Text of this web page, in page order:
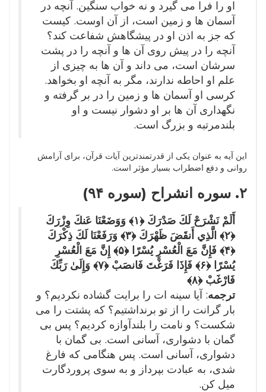
او را فرا می گیرد و نه خواب سنگین. آنچه در
آسمان ها و زمین است، از آن اوست. کیست
که جز به اذن او در پیشگاهش شفاعت کند؟
آنچه را در پیش روی آن ها و آنچه را در پشت
سرشان است، می داند و آن ها به چیزی از
علم او احاطه ندارند، مگر به آنچه او بخواهد.
کرسی او آسمان ها و زمین را در بر گرفته و
نگهداری آن ها بر او دشوار نیست و او
بلندمرتبه و بزرگ است.
این آیه به عنوان یکی از قدرتمندترین آیات قرآن، برای آرامش
روانی و دفع اضطراب بسیار مؤثر است.
۲. سوره انشراح (سوره ۹۴)
أَلَمْ نَشْرَحْ لَكَ صَدْرَكَ ﴿۱﴾ وَوَضَعْنَا عَنكَ وِزْرَكَ
﴿۲﴾ الَّذِي أَنقَضَ ظَهْرَكَ ﴿۳﴾ وَرَفَعْنَا لَكَ ذِكْرَكَ
﴿۴﴾ فَإِنَّ مَعَ الْعُسْرِ يُسْرًا ﴿۵﴾ إِنَّ مَعَ الْعُسْرِ
يُسْرًا ﴿۶﴾ فَإِذَا فَرَغْتَ فَانصَبْ ﴿۷﴾ وَإِلَىٰ رَبِّكَ
فَارْغَبْ ﴿۸﴾
ترجمه: آیا سینه ات را برایت گشاده نکردیم؟ و
بار گرانت را از تو برنداشتیم؟ که پشتت را می
شکست؟ و نامت را بلندآوازه کردیم؟ پس بی
گمان با دشواری، آسانی است. بی گمان با
دشواری، آسانی است. پس هنگامی که فارغ
شدی، به عبادت بپرداز و به سوی پروردگارت
میل کن.